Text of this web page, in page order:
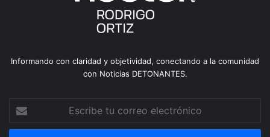
Informando con claridad y objetividad, conectando a la comunidad
con Noticias DETONANTES.
tu
correo